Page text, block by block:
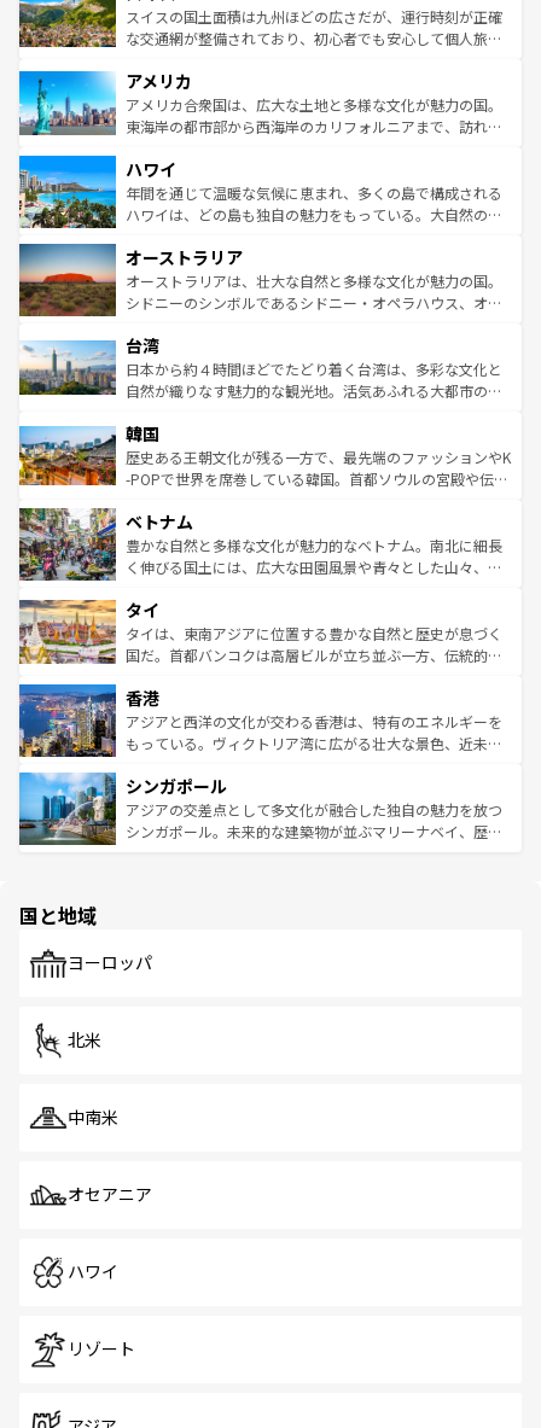
きるだろう。 なお、新着のフランス情報はコンテンツ一覧
を参照してほしい。
ドイツ情報はコンテンツ一覧を参照してほしい。
ティー、ビール好きにはたまらない英国パブ、サッカー観
戦など、本場だからこそできる体験も豊富。イギリスを旅
ンツ一覧を参照してほしい。
スイスの国土面積は九州ほどの広さだが、運行時刻が正確
な交通網が整備されており、初心者でも安心して個人旅行
の建物がそのまま残る町や、スイスならではのユニークな
博物館もあり、アルプス観光だけでなく町歩きも満喫する
ことができる。国民の所得が高いため物価も高いが、旅行
ば市内交通費無料で観光を楽しむこともできる。 なお、新
着のスイス情報はコンテンツ一覧 を参照してほしい。
アメリカ
アメリカ合衆国は、広大な土地と多様な文化が魅力の国。
東海岸の都市部から西海岸のカリフォルニアまで、訪れる
のような巨大都市は、観光、ショッピング、エンターテイ
ンメントが詰まった刺激的なスポットだ。一方、アメリカ
西部には大自然が広がり、グランドキャニオンやイエロー
部のニューオーリンズでは、音楽と美食が融合した独特の
文化が魅力。旅行者はアメリカの各地域で異なる魅力を楽
しみながら、その多様性と豊かな歴史を感じることができ
ならではの贅沢な旅のスタイルだ。 なお、新着のアメリカ
情報はコンテンツ一覧を参照してほしい。
ハワイ
年間を通じて温暖な気候に恵まれ、多くの島で構成される
ハワイは、どの島も独自の魅力をもっている。大自然の神
ワイ島は見逃せない。また、定番の観光地といえばオアフ
島だが、静かな自然を求めるならマウイ島やカウアイ島が
おすすめ。エメラルドグリーンに輝く海をはじめ、豊かな
れるおもてなしの心で訪れる人々を迎えてくれるハワイの
人々、おいしいローカルフードやハワイアンミュージッ
ク、伝統的なフラダンスなど、すべてがハワイの魅力を彩
ワイを、存分に味わってほしい。 なお、新着のハワイ情報
はコンテンツ一覧を参照してほしい。
オーストラリア
オーストラリアは、壮大な自然と多様な文化が魅力の国。
シドニーのシンボルであるシドニー・オペラハウス、オー
リアリーフや大陸中央部にそびえるウルル（エアーズロッ
ク）、タスマニアの美しい原生林やケアンズの熱帯雨林な
ど、見どころがたくさん。また、カフェやワイン、オージ
いる。アクティビティも充実しており、サーフィンやダイ
ビング、ハイキングなど、アウトドア好きにはたまらな
い。オーストラリアの多彩な魅力を存分に味わいつくそ
参照してほしい。
台湾
日本から約４時間ほどでたどり着く台湾は、多彩な文化と
自然が織りなす魅力的な観光地。活気あふれる大都市の台
ン）、静ひつな山岳地帯である台湾東部など、都市の喧騒
と山間の静けさが共存しており、訪れる人に新しい発見と
驚きをもたらしてくれる。また、奥深い台湾の食文化も魅
容にもいいと評判のスイーツなど、バラエティ豊かな料理
が味わえる。 なお、新着の台湾情報は コンテンツ一覧を参
照してほしい。
韓国
歴史ある王朝文化が残る一方で、最先端のファッションやK
-POPで世界を席巻している韓国。首都ソウルの宮殿や伝統
き、地方に足を延ばせば四季折々の自然美を楽しむことが
できる。そして、キムチや焼肉、絶品のストリートフード
まで、さまざまな韓国料理が待っている。夜には、韓国な
リティに包まれながら、韓国の多彩な魅力を心ゆくまで味
わってみてほしい。 なお、新着の韓国情報はコンテンツ一
覧を参照してほしい。
ベトナム
豊かな自然と多様な文化が魅力的なベトナム。南北に細長
く伸びる国土には、広大な田園風景や青々とした山々、世
急速な発展と共に伝統が息づく。ハノイの古い町並みやホ
ーチミン市のフランス統治時代の建物も、独特の雰囲気を
醸し出している。また、バラエティの豊かさとおいしさで
とつ。フォーやバインミー、ベトナムコーヒーなどは、ぜ
ひ現地で味わいたい。どの地域を訪れてもあたたかい人々
が旅行者を迎えてくれるので、きっと忘れられない旅にな
参照してほしい。
タイ
タイは、東南アジアに位置する豊かな自然と歴史が息づく
国だ。首都バンコクは高層ビルが立ち並ぶ一方、伝統的な
の活気が交差している。北部ではチェンマイなどの山岳地
帯で自然と触れ合い、南部ではプーケットやクラビの美し
いビーチでリゾート気分を楽しむことができる。タイ料理
激する。気候は一年中温暖で、どの季節にも異なる楽しみ
が待っている。親しみやすいタイの人々、仏教を中心とし
た文化、そして多様な観光資源が、訪れる旅人を魅了し続
香港
アジアと西洋の文化が交わる香港は、特有のエネルギーを
もっている。ヴィクトリア湾に広がる壮大な景色、近未来
み、どこを訪れても感動するはず。観光スポットが密集し
ており、効率よく見どころを回れるのも魅力。息をのむよ
うな絶景から文化的な体験まで、香港を存分に楽しみ尽く
シンガポール
アジアの交差点として多文化が融合した独自の魅力を放つ
シンガポール。未来的な建築物が並ぶマリーナベイ、歴史
で、ホーカーズは地元の風情を楽しめる外せないスポット
国と地域
ヨーロッパ
北米
中南米
オセアニア
ハワイ
リゾート